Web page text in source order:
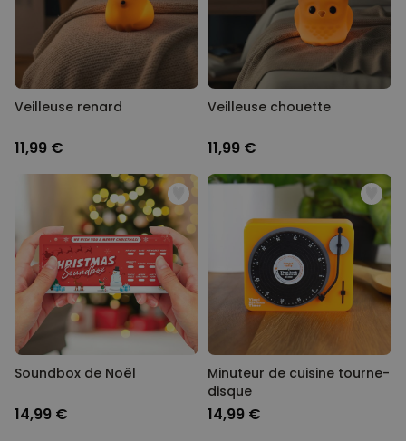
Veilleuse renard
11,99 €
Veilleuse chouette
11,99 €
Soundbox de Noël
14,99 €
Minuteur de cuisine tourne-
disque
14,99 €